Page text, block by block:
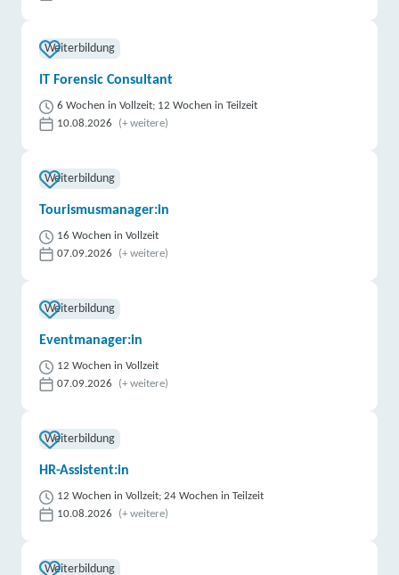
Weiterbildung
IT Forensic Consultant
6 Wochen in Vollzeit; 12 Wochen in Teilzeit
10.08.2026
(+ weitere)
Weiterbildung
Tourismusmanager:in
16 Wochen in Vollzeit
07.09.2026
(+ weitere)
Weiterbildung
Eventmanager:in
12 Wochen in Vollzeit
07.09.2026
(+ weitere)
Weiterbildung
HR-Assistent:in
12 Wochen in Vollzeit; 24 Wochen in Teilzeit
10.08.2026
(+ weitere)
Weiterbildung